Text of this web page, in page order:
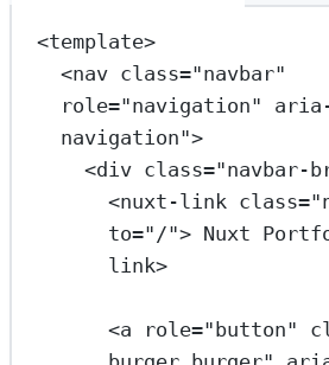
<template>
<nav class="navbar"
role="navigation"
navigation">
<div class="navbar-
<nuxt-link class=
to="/"> Nuxt
link>
<a role="button"